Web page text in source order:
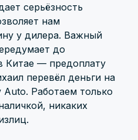
серьёзность
нам
у дилера. Важный
до
Китае — предоплату
перевёл деньги на
Работаем только
никаких